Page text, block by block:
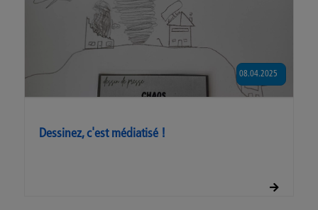
Dessinez, c'est médiatisé !
08.04.2025